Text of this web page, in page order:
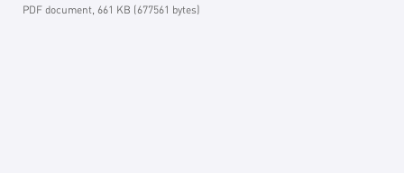
PDF document, 661 KB (677561 bytes)